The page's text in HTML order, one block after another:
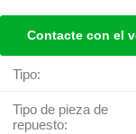
Contacte con el
Tipo:
Tipo de pieza de
repuesto: